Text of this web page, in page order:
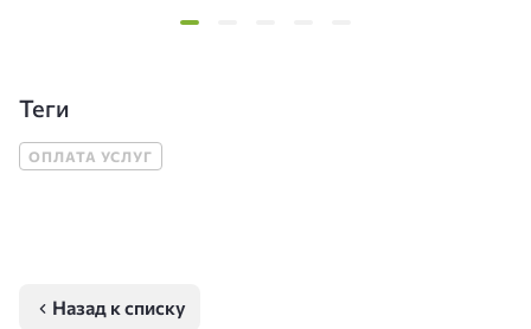
Теги
ОПЛАТА УСЛУГ
Назад к списку